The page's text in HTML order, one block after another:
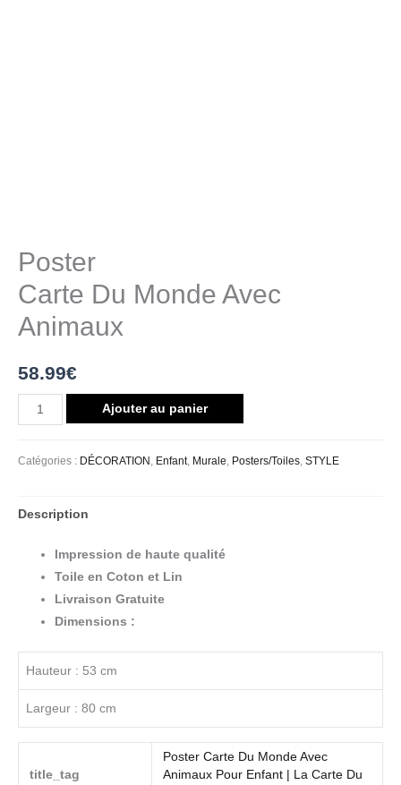
Poster
Carte Du Monde Avec
Animaux
58.99€
Ajouter au panier
Catégories : DÉCORATION , Enfant, Murale, Posters/Toiles, STYLE
Description
Impression de haute qualité
Toile en Coton et Lin
Livraison Gratuite
Dimensions :
Hauteur : 53 cm
Largeur : 80 cm
title_tag
Poster Carte Du Monde Avec
Animaux Pour Enfant | La Carte Du